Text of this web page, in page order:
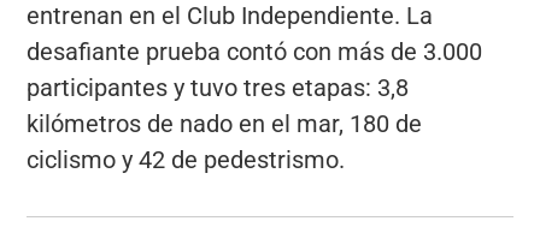
entrenan en el Club Independiente. La
desafiante prueba contó con más de 3.000
participantes y tuvo tres etapas: 3,8
kilómetros de nado en el mar, 180 de
ciclismo y 42 de pedestrismo.